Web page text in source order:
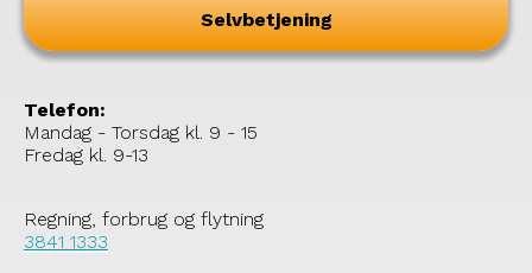
Selvbetjening
Telefon:
Mandag - Torsdag kl. 9 - 15
Fredag kl. 9-13
Regning, forbrug og flytning
3841 1333